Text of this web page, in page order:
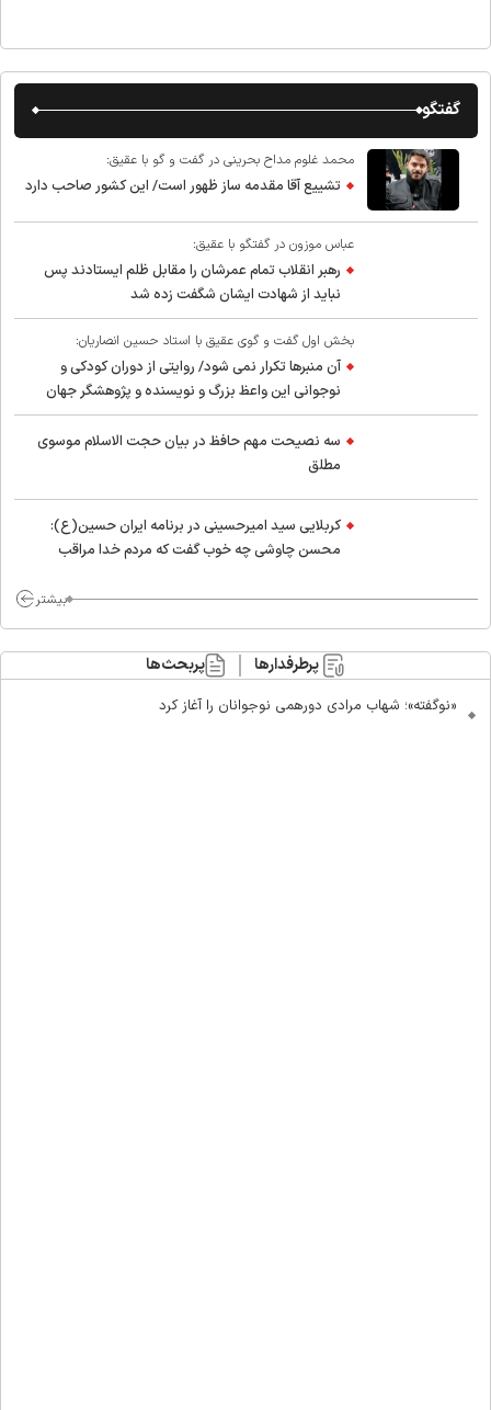
گفتگو
محمد غلوم مداح بحرینی در گفت و گو با عقیق:
تشییع آقا مقدمه ساز ظهور است/ این کشور صاحب دارد
عباس موزون در گفتگو با عقیق:
رهبر انقلاب تمام عمرشان را مقابل ظلم ایستادند پس
نباید از شهادت ایشان شگفت زده شد
بخش اول گفت و گوی عقیق با استاد حسین انصاریان:
آن منبرها تکرار نمی شود/ روایتی از دوران کودکی و
نوجوانی این واعظ بزرگ و نویسنده و پژوهشگر جهان
اسلام
سه نصیحت مهم حافظ در بیان حجت الاسلام موسوی
مطلق
کربلایی سید امیر‌حسینی در برنامه ایران حسین(ع):
محسن چاوشی چه خوب گفت که مردم خدا مراقب
بیشتر
پرطرفدارها پربحث‌ها
«نوگفته»؛ شهاب مرادی دورهمی نوجوانان را آغاز کرد